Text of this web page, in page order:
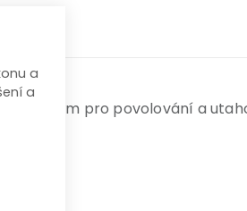
vhodným pro povolování a
a
a